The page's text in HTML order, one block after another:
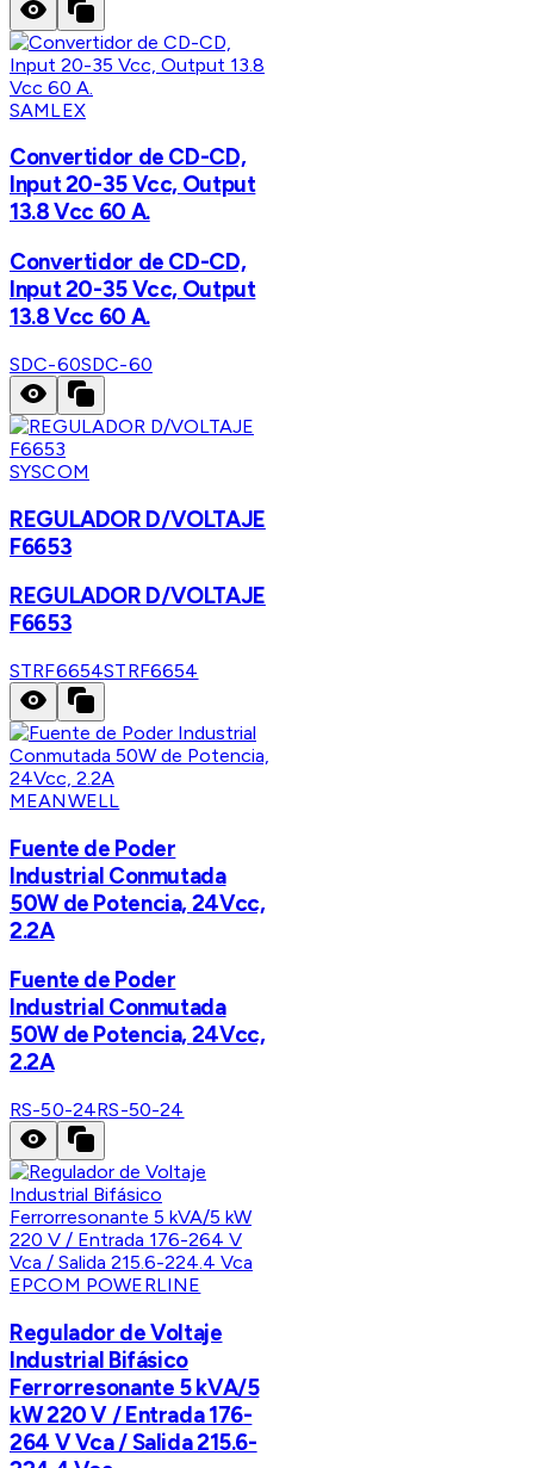
SAMLEX
Convertidor de CD-CD,
Input 20-35 Vcc, Output
13.8 Vcc 60 A.
Convertidor de CD-CD,
Input 20-35 Vcc, Output
13.8 Vcc 60 A.
SDC-60SDC-60
SYSCOM
REGULADOR D/VOLTAJE
F6653
REGULADOR D/VOLTAJE
F6653
STRF6654STRF6654
MEANWELL
Fuente de Poder
Industrial Conmutada
50W de Potencia, 24Vcc,
2.2A
Fuente de Poder
Industrial Conmutada
50W de Potencia, 24Vcc,
2.2A
RS-50-24RS-50-24
EPCOM POWERLINE
Regulador de Voltaje
Industrial Bifásico
Ferrorresonante 5 kVA/5
kW 220 V / Entrada 176-
264 V Vca / Salida 215.6-